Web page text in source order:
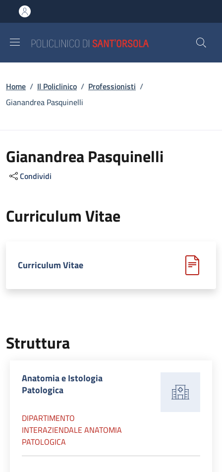
al contenuto principale
to footer content
Briciole di pane
Home / Il Policlinico / Professionisti /
Gianandrea Pasquinelli
Gianandrea Pasquinelli
Condividi
Curriculum Vitae
Curriculum Vitae
Struttura
Anatomia e Istologia
Patologica
DIPARTIMENTO
INTERAZIENDALE ANATOMIA
PATOLOGICA